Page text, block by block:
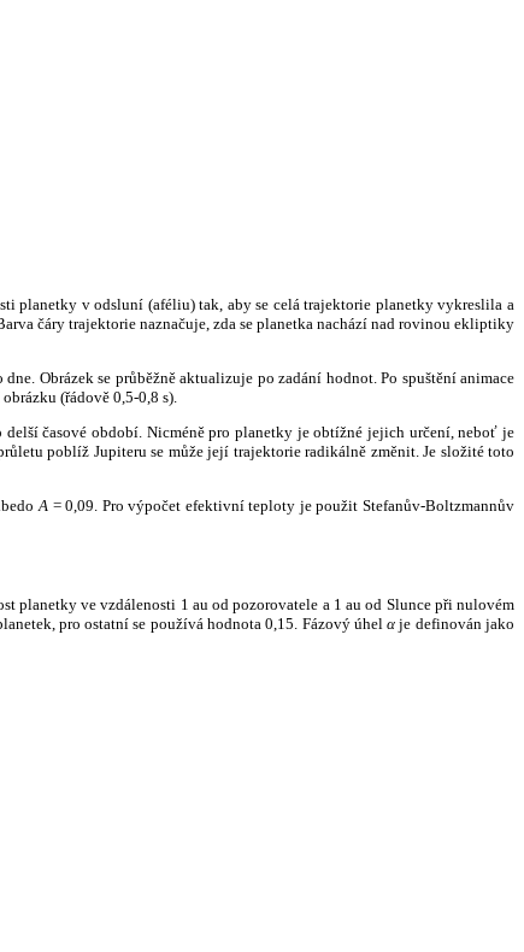
planetky v odsluní (aféliu) tak, aby se celá trajektorie planetky vykreslila a
čáry trajektorie naznačuje, zda se planetka nachází nad rovinou ekliptiky
Obrázek se průběžně aktualizuje po zadání hodnot. Po spuštění animace
(řádově 0,5-0,8 s).
delší časové období. Nicméně pro planetky je obtížné jejich určení, neboť je
poblíž Jupiteru se může její trajektorie radikálně změnit. Je složité toto
A = 0,09. Pro výpočet efektivní teploty je použit Stefanův-Boltzmannův
planetky ve vzdálenosti 1 au od pozorovatele a 1 au od Slunce při nulovém
pro ostatní se používá hodnota 0,15. Fázový úhelα je definován jako